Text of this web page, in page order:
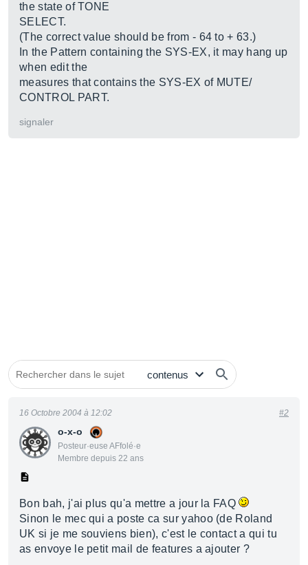
the state of TONE
SELECT.
(The correct value should be from - 64 to + 63.)
In the Pattern containing the SYS-EX, it may hang up
when edit the
measures that contains the SYS-EX of MUTE/
CONTROL PART.
signaler
o-x-o
Posteur·euse AFfolé·e
Membre depuis 22 ans
16 Octobre 2004 à 12:02 #2
Bon bah, j'ai plus qu'a mettre a jour la FAQ
Sinon le mec qui a poste ca sur yahoo (de Roland
UK si je me souviens bien), c'est le contact a qui tu
as envoye le petit mail de features a ajouter ?